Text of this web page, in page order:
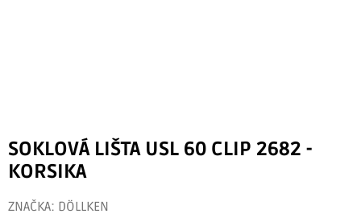
ZNAČKA: DÖLLKEN
SOKLOVÁ LIŠTA USL 60 CLIP 2682 -
KORSIKA